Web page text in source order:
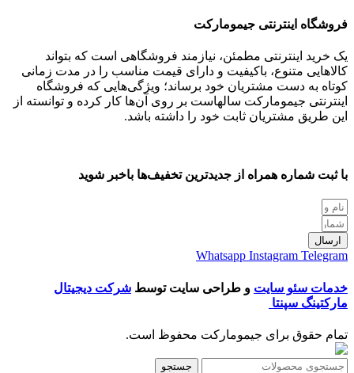
فروشگاه اینترنتی جیمومارکت
یک خرید اینترنتی مطمئن، نیازمند فروشگاهی است که بتواند
کالاهایی متنوع، باکیفیت و دارای قیمت مناسب را در مدت زمانی
کوتاه به دست مشتریان خود برساند؛ ویژگی‌هایی که فروشگاه
اینترنتی جیمومارکت سالهاست بر روی آن‌ها کار کرده و توانسته از
این طریق مشتریان ثابت خود را داشته باشد.
با ثبت شماره همراه از جدید‌ترین تخفیف‌ها با‌خبر شوید
ارسال
Whatsapp Instagram Telegram
خدمات سئو سایت و طراحی سایت توسط شرکت دیجیتال
مارکتینگ سپنتا
تمام حقوق برای جیمومارکت محفوظ است.
جستجو